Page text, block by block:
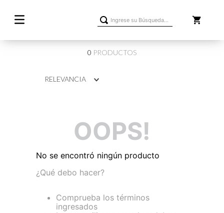
Ingrese su Búsqueda...
0 PRODUCTOS
RELEVANCIA
OOPS!
No se encontró ningún producto
¿Qué debo hacer?
Comprueba los términos
ingresados